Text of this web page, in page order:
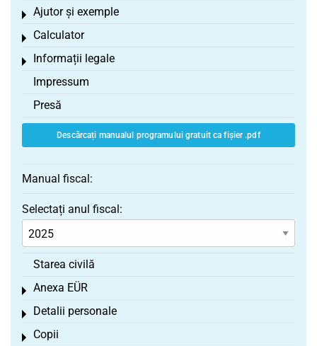
Ajutor și exemple
Toggle menu
Calculator
Toggle menu
Informații legale
Toggle menu
Impressum
Presă
Descărcați manualul programului gratuit ca fișier .pdf
Manual fiscal:
Selectați anul fiscal:
Starea civilă
Anexa EÜR
Toggle menu
Detalii personale
Toggle menu
Copii
Toggle menu